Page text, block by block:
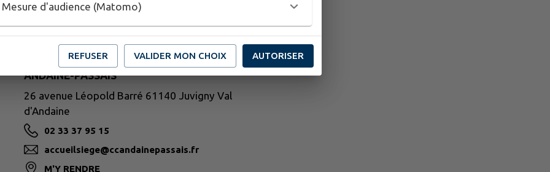
ANDAINE-PASSAIS
26 avenue Léopold Barré 61140 Juvigny Val
d'Andaine
02 33 37 95 15
accueilsiege@ccandainepassais.fr
M'Y RENDRE
Mesure d'audience (Matomo)
REFUSER VALIDER MON CHOIX AUTORISER